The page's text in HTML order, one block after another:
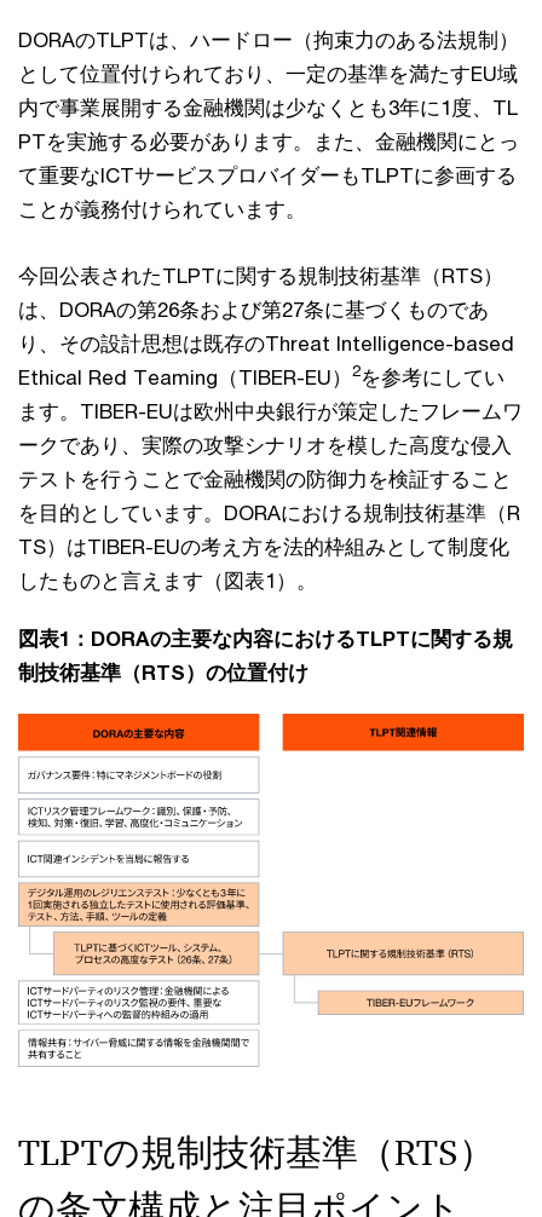
DORAのTLPTは、ハードロー（拘束力のある法規制）
として位置付けられており、一定の基準を満たすEU域
内で事業展開する金融機関は少なくとも3年に1度、TL
PTを実施する必要があります。また、金融機関にとっ
て重要なICTサービスプロバイダーもTLPTに参画する
ことが義務付けられています。
今回公表されたTLPTに関する規制技術基準（RTS）
は、DORAの第26条および第27条に基づくものであ
り、その設計思想は既存のThreat Intelligence-based
Ethical Red Teaming（TIBER-EU）
2を参考にしてい
ます。TIBER-EUは欧州中央銀行が策定したフレームワ
ークであり、実際の攻撃シナリオを模した高度な侵入
テストを行うことで金融機関の防御力を検証すること
を目的としています。DORAにおける規制技術基準（R
TS）はTIBER-EUの考え方を法的枠組みとして制度化
したものと言えます（図表1）。
図表1：DORAの主要な内容におけるTLPTに関する規
制技術基準（RTS）の位置付け
TLPTの規制技術基準（RTS）